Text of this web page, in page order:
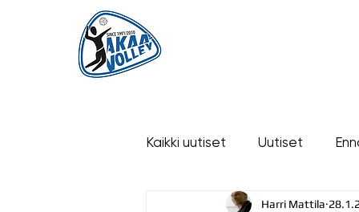
Kaikki uutiset Uutiset
Harri Mattila